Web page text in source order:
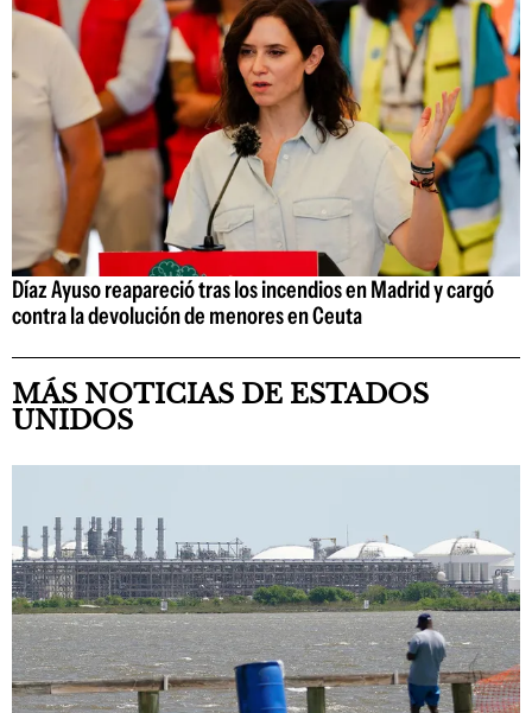
Díaz Ayuso reapareció tras los incendios en Madrid y cargó
contra la devolución de menores en Ceuta
MÁS NOTICIAS DE ESTADOS
UNIDOS